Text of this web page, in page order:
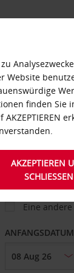
ABHOLEN VON
Eine
ANFANGSDATUM
Website
finden Sie
AKZEPTIEREN
SCHLIESSEN